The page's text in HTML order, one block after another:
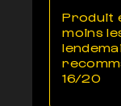
Produit
moins
16/20